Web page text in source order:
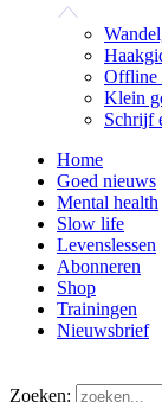
Offline
Klein
Schrijf
Home
Goed nieuws
Mental health
Slow life
Levenslessen
Abonneren
Shop
Trainingen
Nieuwsbrief
Zoeken: